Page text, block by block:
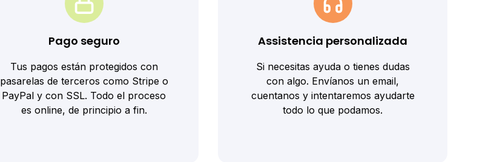
Pago seguro
Tus pagos están protegidos con
pasarelas de terceros como Stripe o
PayPal y con SSL. Todo el proceso
es online, de principio a fin.
Assistencia personalizada
Si necesitas ayuda o tienes dudas
con algo. Envíanos un email,
cuentanos y intentaremos ayudarte
todo lo que podamos.